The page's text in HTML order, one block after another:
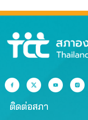
ติดต่อสภา